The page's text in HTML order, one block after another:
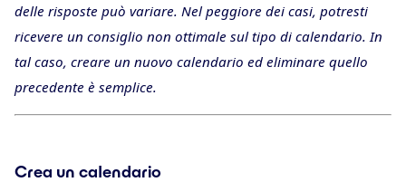
delle risposte può variare. Nel peggiore dei casi, potresti
ricevere un consiglio non ottimale sul tipo di calendario. In
tal caso, creare un nuovo calendario ed eliminare quello
precedente è semplice.
Crea un calendario